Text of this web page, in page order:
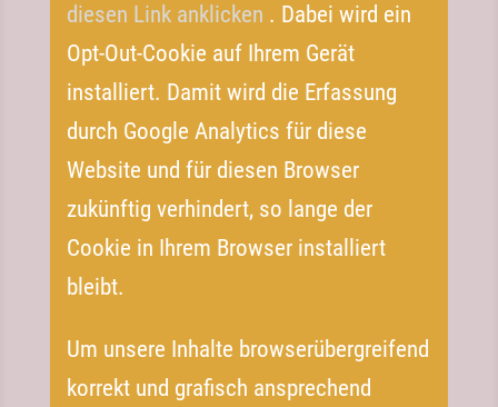
diesen Link anklicken . Dabei wird ein
Opt-​Out-​Cookie auf Ihrem Gerät
installiert. Damit wird die Erfassung
durch Google Analytics für diese
Website und für diesen Browser
zukünftig verhindert, so lange der
Cookie in Ihrem Browser installiert
bleibt.
Um unsere Inhalte browserübergreifend
korrekt und grafisch ansprechend